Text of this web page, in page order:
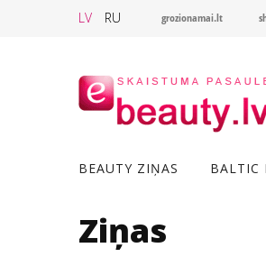
LV RU grozionamai.lt
BEAUTY ZIŅAS BALTIC
Ziņas